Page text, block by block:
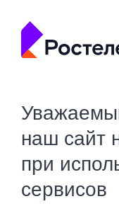
наш сайт
при
сервисов